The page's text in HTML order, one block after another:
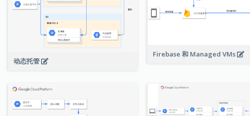
动态托管
Firebase 和 Managed VMs